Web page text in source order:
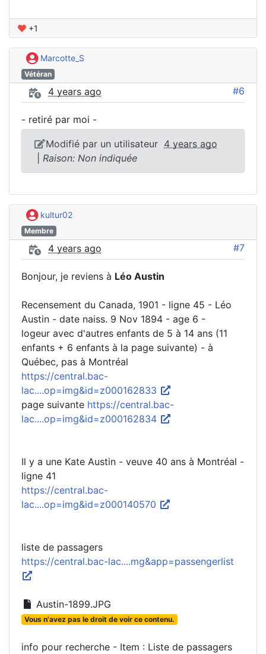
+1
Marcotte_S
Vétéran
4 years ago #6
- retiré par moi -
Modifié par un utilisateur 4 years ago
Raison: Non indiquée
kultur02
Membre
4 years ago #7
Bonjour, je reviens à Léo Austin
Recensement du Canada, 1901 - ligne 45 - Léo
Austin - date naiss. 9 Nov 1894 - age 6 -
logeur avec d'autres enfants de 5 à 14 ans (11
enfants + 6 enfants à la page suivante) - à
Québec, pas à Montréal
https://central.bac-
lac....op=img&id=z000162833
page suivante https://central.bac-
lac....op=img&id=z000162834
Il y a une Kate Austin - veuve 40 ans à Montréal -
ligne 41
https://central.bac-
lac....op=img&id=z000140570
liste de passagers
https://central.bac-lac....mg&app=passengerlist
Austin-1899.JPG
Vous n'avez pas le droit de voir ce contenu.
info pour recherche - Item : Liste de passagers